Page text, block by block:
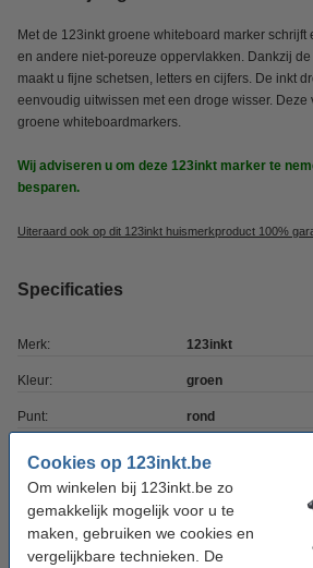
Cookies op 123inkt.be
Om winkelen bij 123inkt.be zo
gemakkelijk mogelijk voor u te
maken, gebruiken we cookies en
vergelijkbare technieken. De
Met de 123inkt groene whiteboard marker
en andere niet-poreuze oppervlakken. Dankzij
maakt u fijne schetsen, letters en cijfers. De inkt
eenvoudig uitwissen met een droge wisser. Deze
groene whiteboardmarkers.
Wij adviseren u om deze 123inkt marker te
besparen.
Uiteraard ook op dit 123inkt huismerkproduct 100%
Specificaties
Merk: 123inkt
Kleur: groen
Punt: rond
Schrijfbreedte: 1 mm
Navulbaar: nee
Aantal: 10 stuk(s)